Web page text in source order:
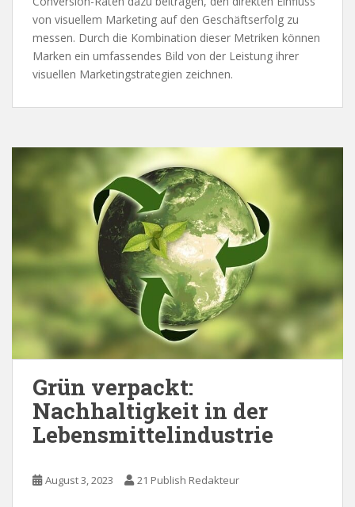
von visuellem Marketing auf den Geschäftserfolg zu
messen. Durch die Kombination dieser Metriken können
Marken ein umfassendes Bild von der Leistung ihrer
visuellen Marketingstrategien zeichnen.
Grün verpackt:
Nachhaltigkeit in der
Lebensmittelindustrie
August 3, 2023 21 Publish Redakteur